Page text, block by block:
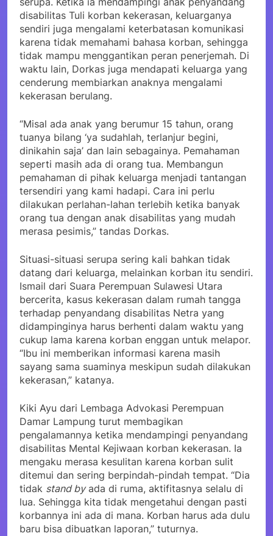
disabilitas Tuli korban kekerasan, keluarganya
sendiri juga mengalami keterbatasan komunikasi
karena tidak memahami bahasa korban, sehingga
tidak mampu menggantikan peran penerjemah. Di
waktu lain, Dorkas juga mendapati keluarga yang
cenderung membiarkan anaknya mengalami
kekerasan berulang.
“Misal ada anak yang berumur 15 tahun, orang
tuanya bilang ‘ya sudahlah, terlanjur begini,
dinikahin saja’ dan lain sebagainya. Pemahaman
seperti masih ada di orang tua. Membangun
pemahaman di pihak keluarga menjadi tantangan
tersendiri yang kami hadapi. Cara ini perlu
dilakukan perlahan-lahan terlebih ketika banyak
orang tua dengan anak disabilitas yang mudah
merasa pesimis,” tandas Dorkas.
Situasi-situasi serupa sering kali bahkan tidak
datang dari keluarga, melainkan korban itu sendiri.
Ismail dari Suara Perempuan Sulawesi Utara
bercerita, kasus kekerasan dalam rumah tangga
terhadap penyandang disabilitas Netra yang
didampinginya harus berhenti dalam waktu yang
cukup lama karena korban enggan untuk melapor.
“Ibu ini memberikan informasi karena masih
sayang sama suaminya meskipun sudah dilakukan
kekerasan,” katanya.
Kiki Ayu dari Lembaga Advokasi Perempuan
Damar Lampung turut membagikan
pengalamannya ketika mendampingi penyandang
disabilitas Mental Kejiwaan korban kekerasan. Ia
mengaku merasa kesulitan karena korban sulit
ditemui dan sering berpindah-pindah tempat. “Dia
tidak stand byada di ruma, aktifitasnya selalu di
lua. Sehingga kita tidak mengetahui dengan pasti
korbannya ini ada di mana. Korban harus ada dulu
baru bisa dibuatkan laporan,” tuturnya.